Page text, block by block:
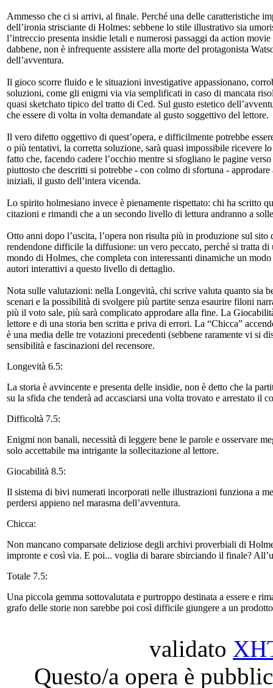
Ammesso che ci si arrivi, al finale. Perché una delle caratteristiche
dell’ironia strisciante di Holmes: sebbene lo stile illustrativo sia
l’intreccio presenta insidie letali e numerosi passaggi da action
dabbene, non è infrequente assistere alla morte del protagonista
dell’avventura.
Il gioco scorre fluido e le situazioni investigative appassionano,
soluzioni, come gli enigmi via via semplificati in caso di mancata
quasi sketchato tipico del tratto di Ced. Sul gusto estetico
che essere di volta in volta demandate al gusto soggettivo del lettore.
Il vero difetto oggettivo di quest’opera, e difficilmente potrebbe
o più tentativi, la corretta soluzione, sarà quasi impossibile ricevere
fatto che, facendo cadere l’occhio mentre si sfogliano le pagine
piuttosto che descritti si potrebbe - con colmo di sfortuna -
iniziali, il gusto dell’intera vicenda.
Lo spirito holmesiano invece è pienamente rispettato: chi ha scritto
citazioni e rimandi che a un secondo livello di lettura andranno a
Otto anni dopo l’uscita, l’opera non risulta più in produzione sul
rendendone difficile la diffusione: un vero peccato, perché si tratta
mondo di Holmes, che completa con interessanti dinamiche un
autori interattivi a questo livello di dettaglio.
Nota sulle valutazioni: nella Longevità, chi scrive valuta quanto sia
scenari e la possibilità di svolgere più partite senza esaurire filoni
più il voto sale, più sarà complicato approdare alla fine. La
lettore e di una storia ben scritta e priva di errori. La “Chicca”
è una media delle tre votazioni precedenti (sebbene raramente vi si
sensibilità e fascinazioni del recensore.
Longevità 6.5:
La storia è avvincente e presenta delle insidie, non è detto che la
su la sfida che tenderà ad accasciarsi una volta trovato e arrestato il
Difficoltà 7.5:
Enigmi non banali, necessità di leggere bene le parole e osservare
solo accettabile ma intrigante la sollecitazione al lettore.
Giocabilità 8.5:
Il sistema di bivi numerati incorporati nelle illustrazioni funziona a
perdersi appieno nel marasma dell’avventura.
Chicca:
Non mancano comparsate deliziose degli archivi proverbiali di
impronte e così via. E poi... voglia di barare sbirciando il finale?
Totale 7.5:
Una piccola gemma sottovalutata e purtroppo destinata a essere e
grafo delle storie non sarebbe poi così difficile giungere a un
validato
Questo/a opera è